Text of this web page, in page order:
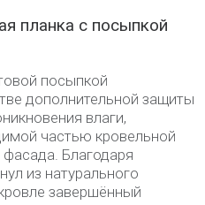
планка с посыпкой
посыпкой
дополнительной защиты
влаги,
частью кровельной
Благодаря
из натурального
завершённый